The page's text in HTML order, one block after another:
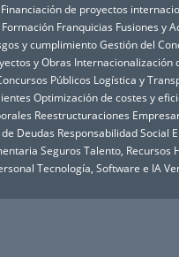
Financiación de proyectos
Formación Franquicias Fusiones y
y cumplimientoGestión del
y Obras Internacionalización
Públicos Logística y
Optimización de costes y
Reestructuraciones
Deudas Responsabilidad Social
Seguros Talento, Recursos
Tecnología, Software e IA